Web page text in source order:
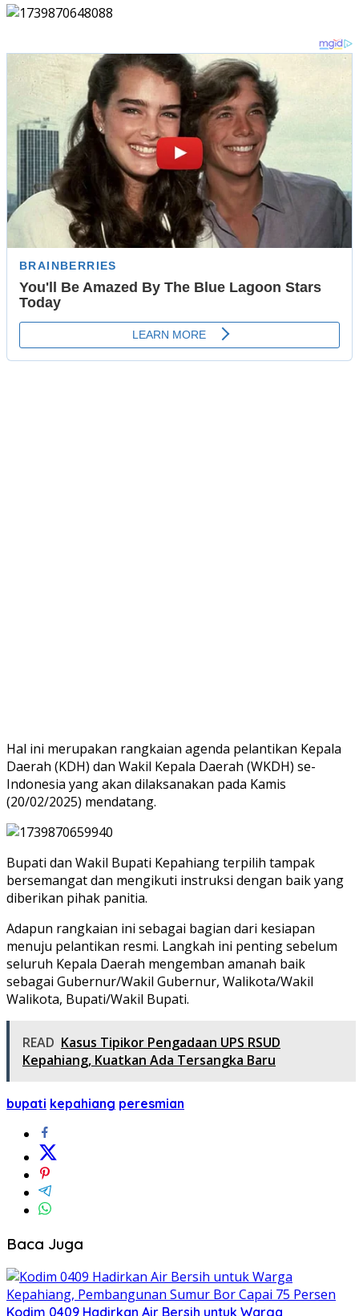
Hal ini merupakan rangkaian agenda pelantikan Kepala
Daerah (KDH) dan Wakil Kepala Daerah (WKDH) se-
Indonesia yang akan dilaksanakan pada Kamis
(20/02/2025) mendatang.
Bupati dan Wakil Bupati Kepahiang terpilih tampak
bersemangat dan mengikuti instruksi dengan baik yang
diberikan pihak panitia.
Adapun rangkaian ini sebagai bagian dari kesiapan
menuju pelantikan resmi. Langkah ini penting sebelum
seluruh Kepala Daerah mengemban amanah baik
sebagai Gubernur/Wakil Gubernur, Walikota/Wakil
Walikota, Bupati/Wakil Bupati.
READ Kasus Tipikor Pengadaan UPS RSUD
Kepahiang, Kuatkan Ada Tersangka Baru
bupati kepahiang peresmian
Baca Juga
Kodim 0409 Hadirkan Air Bersih untuk Warga